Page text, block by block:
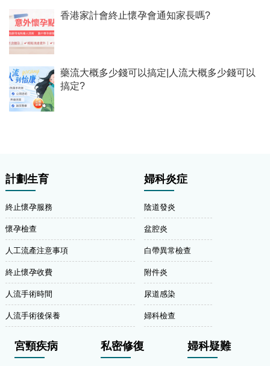
香港家計會終止懷孕會通知家長嗎?
藥流大概多少錢可以搞定|人流大概多少錢可以
搞定?
計劃生育
終止懷孕服務
懷孕檢查
人工流產注意事項
終止懷孕收費
人流手術時間
人流手術後保養
婦科炎症
陰道發炎
盆腔炎
白帶異常檢查
附件炎
尿道感染
婦科檢查
宮頸疾病 私密修復 婦科疑難